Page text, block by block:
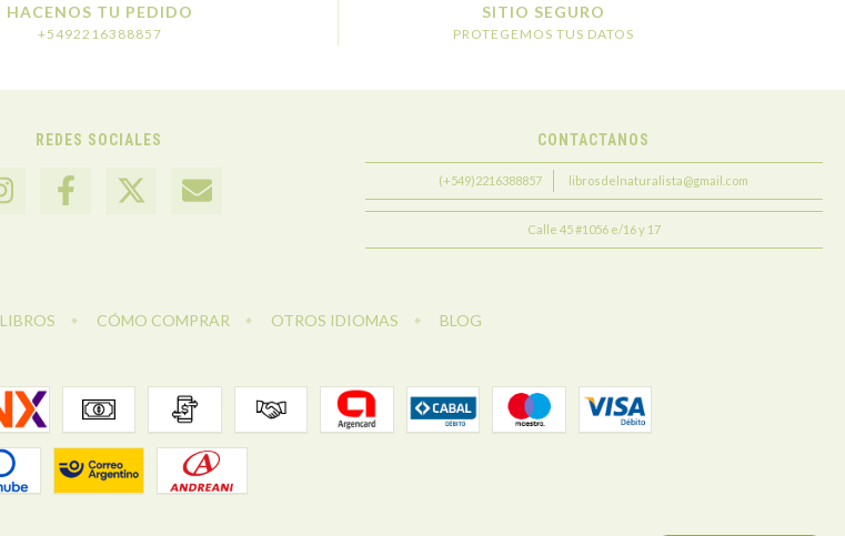
HACENOS TU PEDIDO
+5492216388857
SITIO SEGURO
PROTEGEMOS TUS DATOS
REDES SOCIALES CONTACTANOS
(+549)2216388857 librosdelnaturalista@gmail.com
Calle 45 #1056 e/16 y 17
LIBROS CÓMO COMPRAR OTROS IDIOMAS BLOG